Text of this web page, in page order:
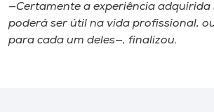
—Certamente a experiência
poderá ser útil na vida profissional,
para cada um deles—, finalizou.